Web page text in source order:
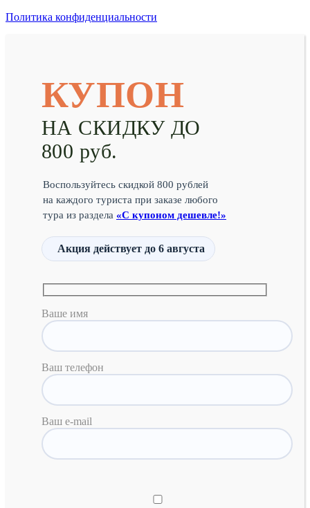
Политика конфиденциальности
КУПОН
НА СКИДКУ ДО
800 руб.
Воспользуйтесь скидкой 800 рублей
на каждого туриста при заказе любого
тура из раздела «С купоном дешевле!»
Акция действует до 6 августа
Ваше имя
Ваш телефон
Ваш e-mail